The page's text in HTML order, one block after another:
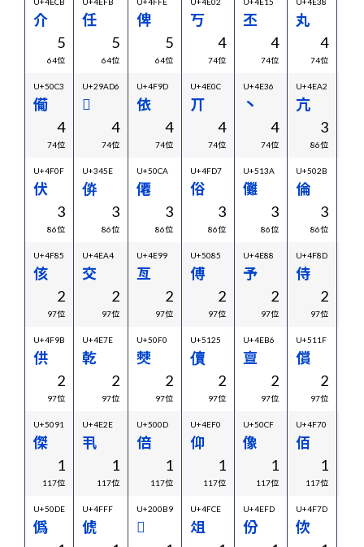
介
5
64位
任
5
64位
俾
5
64位
丂
4
74位
丕
4
74位
丸
4
74位
U+50C3
僃
4
74位
U+29AD6
𩫖
4
74位
U+4F9D
依
4
74位
U+4E0C
丌
4
74位
U+4E36
丶
4
74位
U+4EA2
亢
3
86位
U+4F0F
伏
3
86位
U+345E
㑞
3
86位
U+50CA
僊
3
86位
U+4FD7
俗
3
86位
U+513A
儺
3
86位
U+502B
倫
3
86位
U+4F85
侅
2
97位
U+4EA4
交
2
97位
U+4E99
亙
2
97位
U+5085
傅
2
97位
U+4E88
予
2
97位
U+4F8D
侍
2
97位
U+4F9B
供
2
97位
U+4E7E
乾
2
97位
U+50F0
僰
2
97位
U+5125
儥
2
97位
U+4EB6
亶
2
97位
U+511F
償
2
97位
U+5091
傑
1
117位
U+4E2E
丮
1
117位
U+500D
倍
1
117位
U+4EF0
仰
1
117位
U+50CF
像
1
117位
U+4F70
佰
1
117位
U+50DE
僞
U+4FFF
俿
U+200B9
𠂹
U+4FCE
俎
U+4EFD
份
U+4F7D
佽